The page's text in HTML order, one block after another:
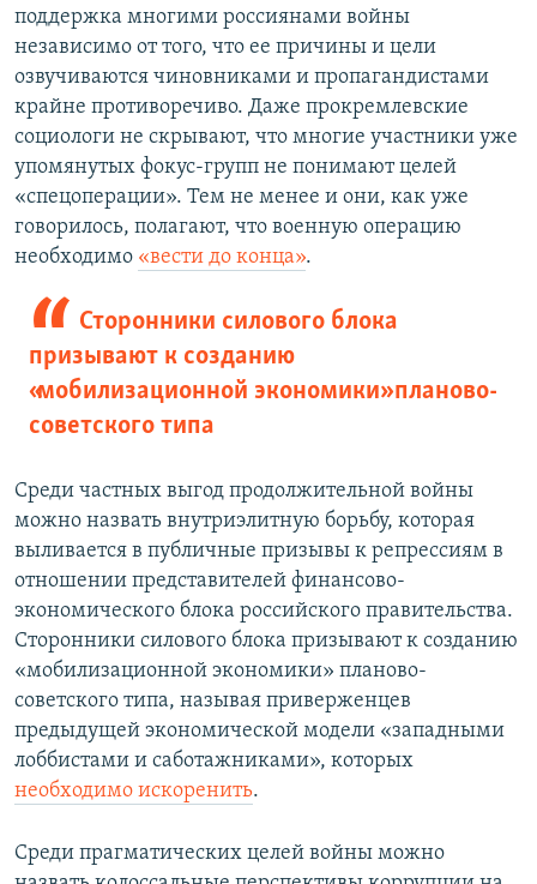
поддержка многими россиянами войны
независимо от того, что ее причины и цели
озвучиваются чиновниками и пропагандистами
крайне противоречиво. Даже прокремлевские
социологи не скрывают, что многие участники уже
упомянутых фокус-групп не понимают целей
«спецоперации». Тем не менее и они, как уже
говорилось, полагают, что военную операцию
необходимо «вести до конца».
Сторонники силового блока
призывают к созданию
«мобилизационной экономики» планово-
советского типа
Среди частных выгод продолжительной войны
можно назвать внутриэлитную борьбу, которая
выливается в публичные призывы к репрессиям в
отношении представителей финансово-
экономического блока российского правительства.
Сторонники силового блока призывают к созданию
«мобилизационной экономики» планово-
советского типа, называя приверженцев
предыдущей экономической модели «западными
лоббистами и саботажниками», которых
необходимо искоренить.
Среди прагматических целей войны можно